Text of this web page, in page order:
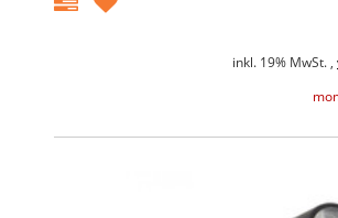
inkl. 19% MwSt. ,